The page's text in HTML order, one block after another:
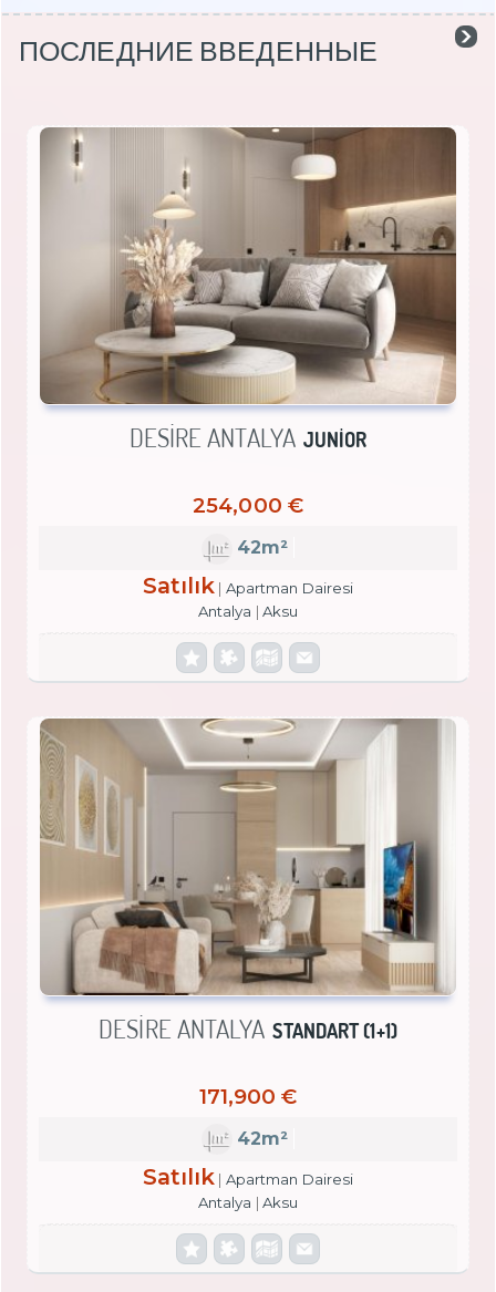
ПОСЛЕДНИЕ ВВЕДЕННЫЕ
DESIRE ANTALYA JUNIOR
254,000 €
42m²
Satılık
Apartman Dairesi
Antalya
Aksu
DESIRE ANTALYA STANDART (1+1)
171,900 €
42m²
Satılık
Apartman Dairesi
Antalya
Aksu